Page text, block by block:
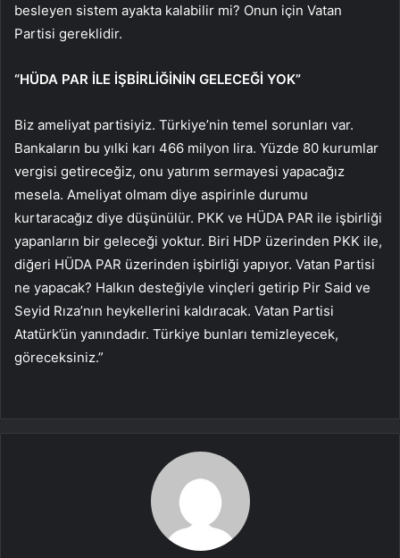
besleyen sistem ayakta kalabilir mi? Onun için Vatan
Partisi gereklidir.
“HÜDA PAR İLE İŞBİRLİĞİNİN GELECEĞİ YOK”
Biz ameliyat partisiyiz. Türkiye’nin temel sorunları var.
Bankaların bu yılki karı 466 milyon lira. Yüzde 80 kurumlar
vergisi getireceğiz, onu yatırım sermayesi yapacağız
mesela. Ameliyat olmam diye aspirinle durumu
kurtaracağız diye düşünülür. PKK ve HÜDA PAR ile işbirliği
yapanların bir geleceği yoktur. Biri HDP üzerinden PKK ile,
diğeri HÜDA PAR üzerinden işbirliği yapıyor. Vatan Partisi
ne yapacak? Halkın desteğiyle vinçleri getirip Pir Said ve
Seyid Rıza’nın heykellerini kaldıracak. Vatan Partisi
Atatürk’ün yanındadır. Türkiye bunları temizleyecek,
göreceksiniz.”